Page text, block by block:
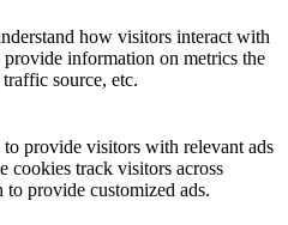
how visitors interact with
information on metrics the
source, etc.
provide visitors with relevant ads
cookies track visitors across
provide customized ads.